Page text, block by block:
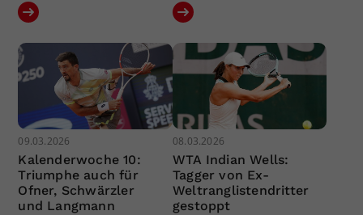
09.03.2026
Kalenderwoche 10:
Triumphe auch für
Ofner, Schwärzler
und Langmann
08.03.2026
WTA Indian Wells:
Tagger von Ex-
Weltranglistendritter
gestoppt